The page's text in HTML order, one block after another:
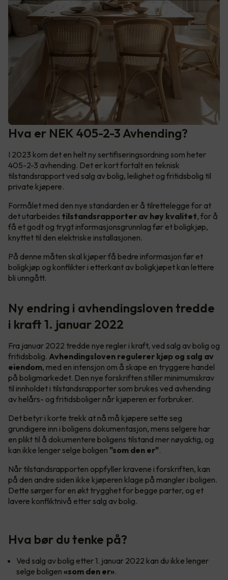
Hva er NEK 405-2-3 Avhending?
I 2023 kom det en helt ny sertifiseringsordning som heter
405-2-3 avhending. Det er kort fortalt en teknisk
tilstandsrapport ved salg av bolig, leilighet og fritidsbolig til
private kjøpere.
Formålet med den nye standarden er å tilrettelegge for at
det utarbeides tilstandsrapporter av høy kvalitet, for å
få et godt og trygt informasjonsgrunnlag før et boligkjøp,
knyttet til den elektriske installasjonen.
På denne måten skal kjøper få bedre informasjon før et
boligkjøp og konflikter i etterkant av boligkjøpet kan lettere
bli unngått.
Ny endring i avhendingsloven tredde
i kraft 1. januar 2022
Fra januar 2022 tredde nye regler i kraft, ved salg av bolig og
fritidsbolig. Avhendingsloven regulerer kjøp og salg av
eiendom, med en intensjon om å skape en tryggere handel
på boligmarkedet. Den nye forskriften stiller minimumskrav
til innholdet i tilstandsrapporter som brukes ved avhending
av helårs- og fritidsboliger når kjøperen er forbruker.
Det betyr i korte trekk at nå må kjøpere sette seg
grundigere inn i boligens dokumentasjon, mens selgere har
en plikt til å dokumentere boligens tilstand mer nøyaktig, og
kan ikke lenger selge boligen "som den er".
Når tilstandsrapporten oppfyller kravene i forskriften, kan
på den andre siden ikke kjøperen klage på mangler i boligen.
Dette sørger for en økt trygghet for begge parter, og et
lavere konfliktnivå etter salg av bolig.
Hva bør du tenke på?
Ved salg av bolig etter 1. januar 2022 kan du ikke lenger
selge boligen «som den er».